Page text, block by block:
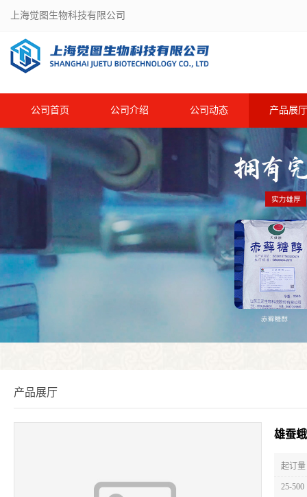
上海觉图生物科技有限公司
公司首页 公司介绍 公司动态 产品展厅
产品展厅
雄蚕
起订
25-500